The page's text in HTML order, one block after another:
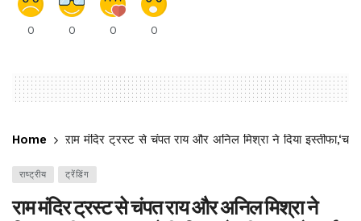
0 0 0 0
Home राम मंदिर ट्रस्ट से चंपत राय और अनिल मिश्रा ने दिया
राष्ट्रीय ट्रेंडिंग
राम मंदिर ट्रस्ट से चंपत राय और अनिल मिश्रा ने